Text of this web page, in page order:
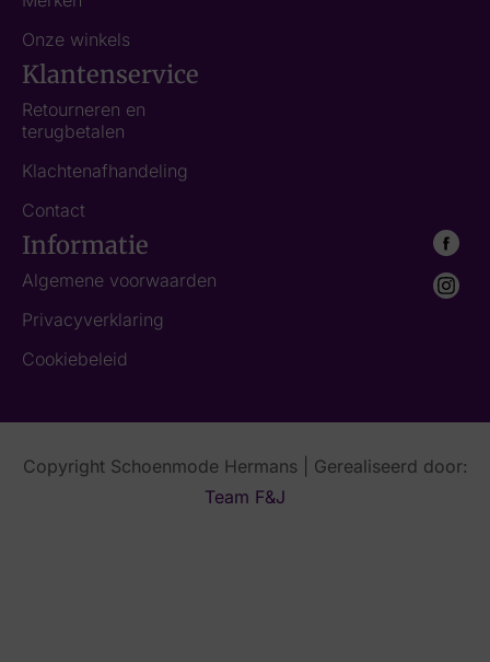
Onze winkels
Klantenservice
Retourneren en
terugbetalen
Klachtenafhandeling
Contact
Informatie
Algemene voorwaarden
Privacyverklaring
Cookiebeleid
Copyright Schoenmode Hermans | Gerealiseerd door:
Team F&J